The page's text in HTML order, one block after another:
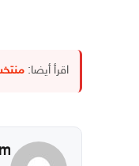
اقرأ أيضا: